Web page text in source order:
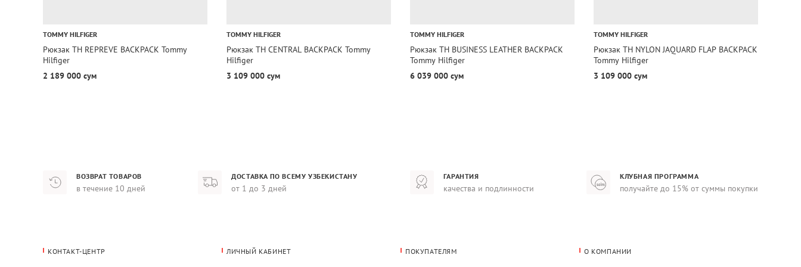
TOMMY HILFIGER
Рюкзак TH REPREVE BACKPACK Tommy
Hilfiger
2 189 000 сум
TOMMY HILFIGER
Рюкзак TH CENTRAL BACKPACK Tommy
Hilfiger
3 109 000 сум
TOMMY HILFIGER
Рюкзак TH BUSINESS LEATHER BACKPACK
Tommy Hilfiger
6 039 000 сум
TOMMY HILFIGER
Рюкзак TH NYLON JAQUARD FLAP BACKPACK
Tommy Hilfiger
3 109 000 сум
ВОЗВРАТ ТОВАРОВ
в течение 10 дней
ДОСТАВКА ПО ВСЕМУ УЗБЕКИСТАНУ
от 1 до 3 дней
ГАРАНТИЯ
качества и подлинности
КЛУБНАЯ ПРОГРАММА
получайте до 15% от суммы покупки
КОНТАКТ-ЦЕНТР ЛИЧНЫЙ КАБИНЕТ ПОКУПАТЕЛЯМ О КОМПАНИИ